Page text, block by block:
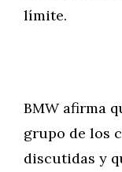
límite.
BMW afirma
grupo de los
discutidas y